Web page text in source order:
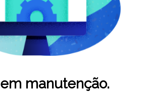
manutenção.